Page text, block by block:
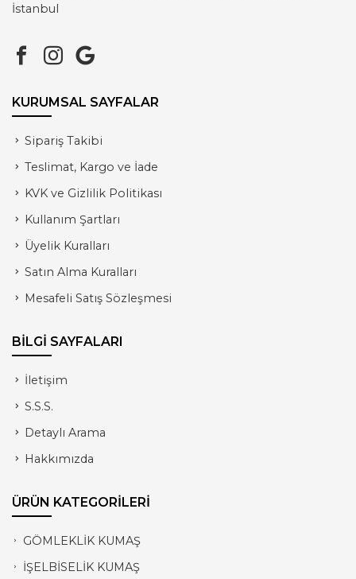
İstanbul
KURUMSAL SAYFALAR
Sipariş Takibi
Teslimat, Kargo ve İade
KVK ve Gizlilik Politikası
Kullanım Şartları
Üyelik Kuralları
Satın Alma Kuralları
Mesafeli Satış Sözleşmesi
BİLGİ SAYFALARI
İletişim
S.S.S.
Detaylı Arama
Hakkımızda
ÜRÜN KATEGORİLERİ
GÖMLEKLİK KUMAŞ
İŞELBİSELİK KUMAŞ